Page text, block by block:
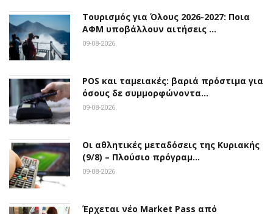
Τουρισμός για Όλους 2026-2027: Ποια
ΑΦΜ υποβάλλουν αιτήσεις …
09-08-2026
POS και ταμειακές: βαριά πρόστιμα για
όσους δε συμμορφώνοντα…
09-08-2026
Οι αθλητικές μεταδόσεις της Κυριακής
(9/8) – Πλούσιο πρόγραμ…
09-08-2026
Έρχεται νέο Market Pass από